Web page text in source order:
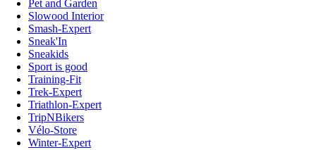
Pet and Garden
Slowood Interior
Smash-Expert
Sneak'In
Sneakids
Sport is good
Training-Fit
Trek-Expert
Triathlon-Expert
TripNBikers
Vélo-Store
Winter-Expert